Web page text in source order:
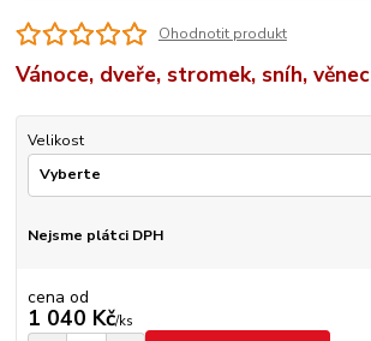
Ohodnotit produkt
Vánoce, dveře, stromek, sníh, věnec
Velikost
Nejsme plátci DPH
cena od
1 040 Kč/ks